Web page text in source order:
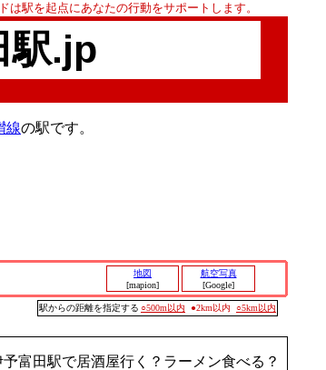
駅を起点にあなたの行動をサポートします。
駅.jp
線の駅です。
地図
[mapion]
航空写真
[Google]
駅からの距離を指定する ○500m以内 ●2km以内 ○5km以内
予富田駅で居酒屋行く？ラーメン食べる？